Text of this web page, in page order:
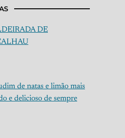
DE
de natas e limão mais
e delicioso de sempre